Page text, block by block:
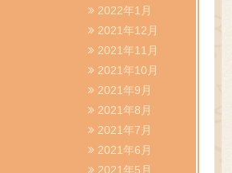
2022年1月
2021年12月
2021年11月
2021年10月
2021年9月
2021年8月
2021年7月
2021年6月
2021年5月